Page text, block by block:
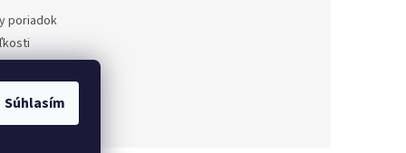
Súhlasím
poriadok